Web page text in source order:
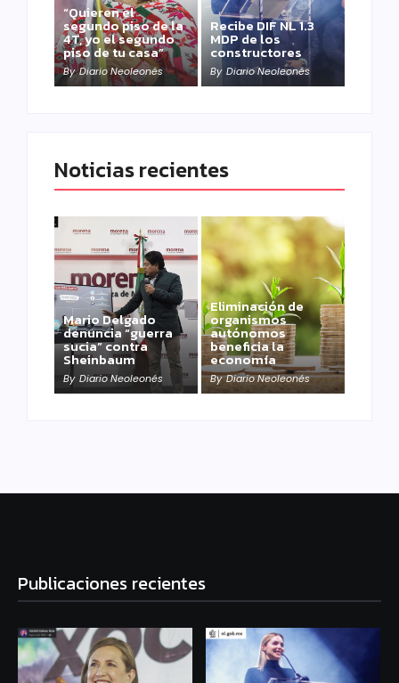
“Quieren el
segundo piso de la
4T, yo el segundo
piso de tu casa”
By Diario Neoleonés
Recibe DIF NL 1.3
MDP de los
constructores
By Diario Neoleonés
Noticias recientes
Mario Delgado
denuncia “guerra
sucia” contra
Sheinbaum
By Diario Neoleonés
Eliminación de
organismos
autónomos
beneficia la
economía
By Diario Neoleonés
Publicaciones recientes